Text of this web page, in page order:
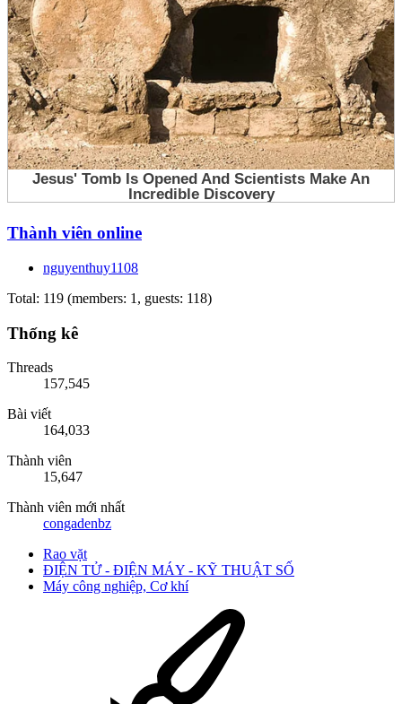
Thành viên online
nguyenthuy1108
Total: 119 (members: 1, guests: 118)
Thống kê
Threads
157,545
Bài viết
164,033
Thành viên
15,647
Thành viên mới nhất
congadenbz
Rao vặt
ĐIỆN TỬ - ĐIỆN MÁY - KỸ THUẬT SỐ
Máy công nghiệp, Cơ khí